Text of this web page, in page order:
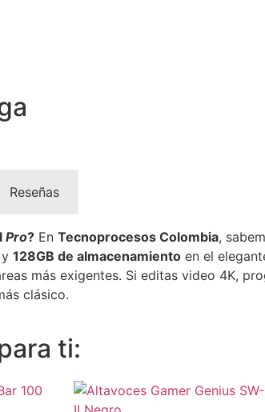
Reseñas
Pro? En Tecnoprocesos Colombia,
y 128GB de almacenamiento en el
más exigentes. Si editas video 4K,
clásico.
ti: